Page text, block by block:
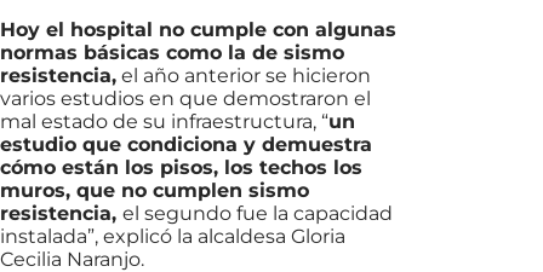
Hoy el hospital no cumple con algunas
normas básicas como la de sismo
resistencia, el año anterior se hicieron
varios estudios en que demostraron el
mal estado de su infraestructura, “un
estudio que condiciona y demuestra
cómo están los pisos, los techos los
muros, que no cumplen sismo
resistencia, el segundo fue la capacidad
instalada”, explicó la alcaldesa Gloria
Cecilia Naranjo.